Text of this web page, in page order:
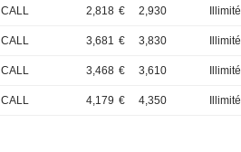
CALL 2,818 € 2,930 Illimité
CALL 3,681 € 3,830 Illimité
CALL 3,468 € 3,610 Illimité
CALL 4,179 € 4,350 Illimité